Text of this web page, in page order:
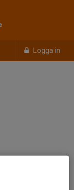
Logga in